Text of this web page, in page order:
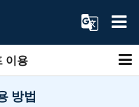
이용
방법